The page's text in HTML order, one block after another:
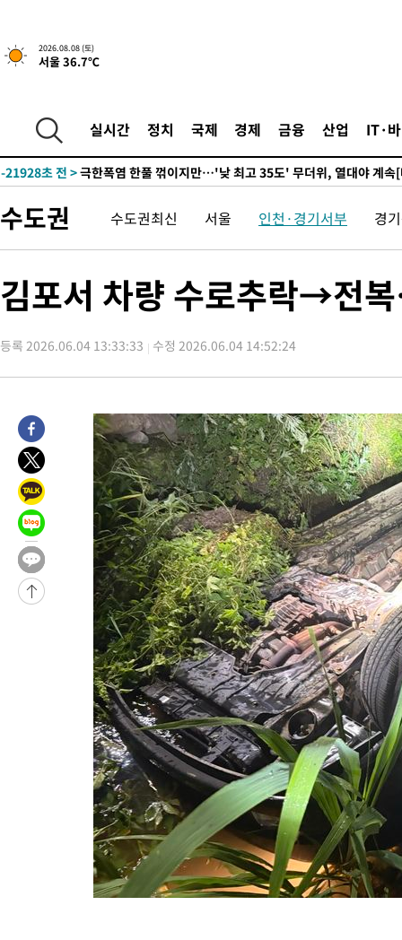
2026.08.08 (토)
서울 36.7℃
실시간 정치 국제 경제 금융 산업 IT·
-31081초 전 >백운산서 80년근 천종산삼 9뿌리 발견…감정가 1.3억원
-28791초 전 >선재도서 해루질 나섰다 실종 60대, 닷새 만에 숨진 채 발견
-25701초 전 >
여수 오동도 해상서 모터보트 전복…1명 사망·1명 실종
-21928초 전 >
주 날씨]
-18946초 전 >축구협회 "압수수색·성접대 논란 사과…쇄신의 기회로 삼겠
송"
-6084초 전 > '최고 37도' 폭염 지속…강원동해안 최대 150㎜ 비
13분 전 >[속보]뉴욕증시 상승 마감…S&P 0.6% 나스닥 1.3%↑
-28791초 전 >선재도서 해루질 나섰다 실종 60대, 닷새 만에 숨진 채 발견
-25701초 전 >여수 오동도 해상서 모터보트 전복…1명 사망·1명 실종
-21928초 전 >극한폭염 한풀 꺾이지만…'낮 최고 35도' 무더위, 열대야 계속
-17463초 전 >
[속보]'압수수색·성접대 논란' 축구협회 "실망과 걱정 안겨드
-6084초 전 >
'최고 37도' 폭염 지속…강원동해안 최대 150㎜ 비
13분 전 >
[속보]뉴욕증시 상승 마감…S&P 0.6% 나스닥 1.3%↑
수도권 수도권최신 서울 인천·경기서부 경
김포서 차량 수로추락→전
등록 2026.06.04 13:33:33 수정 2026.06.04 14:52:24